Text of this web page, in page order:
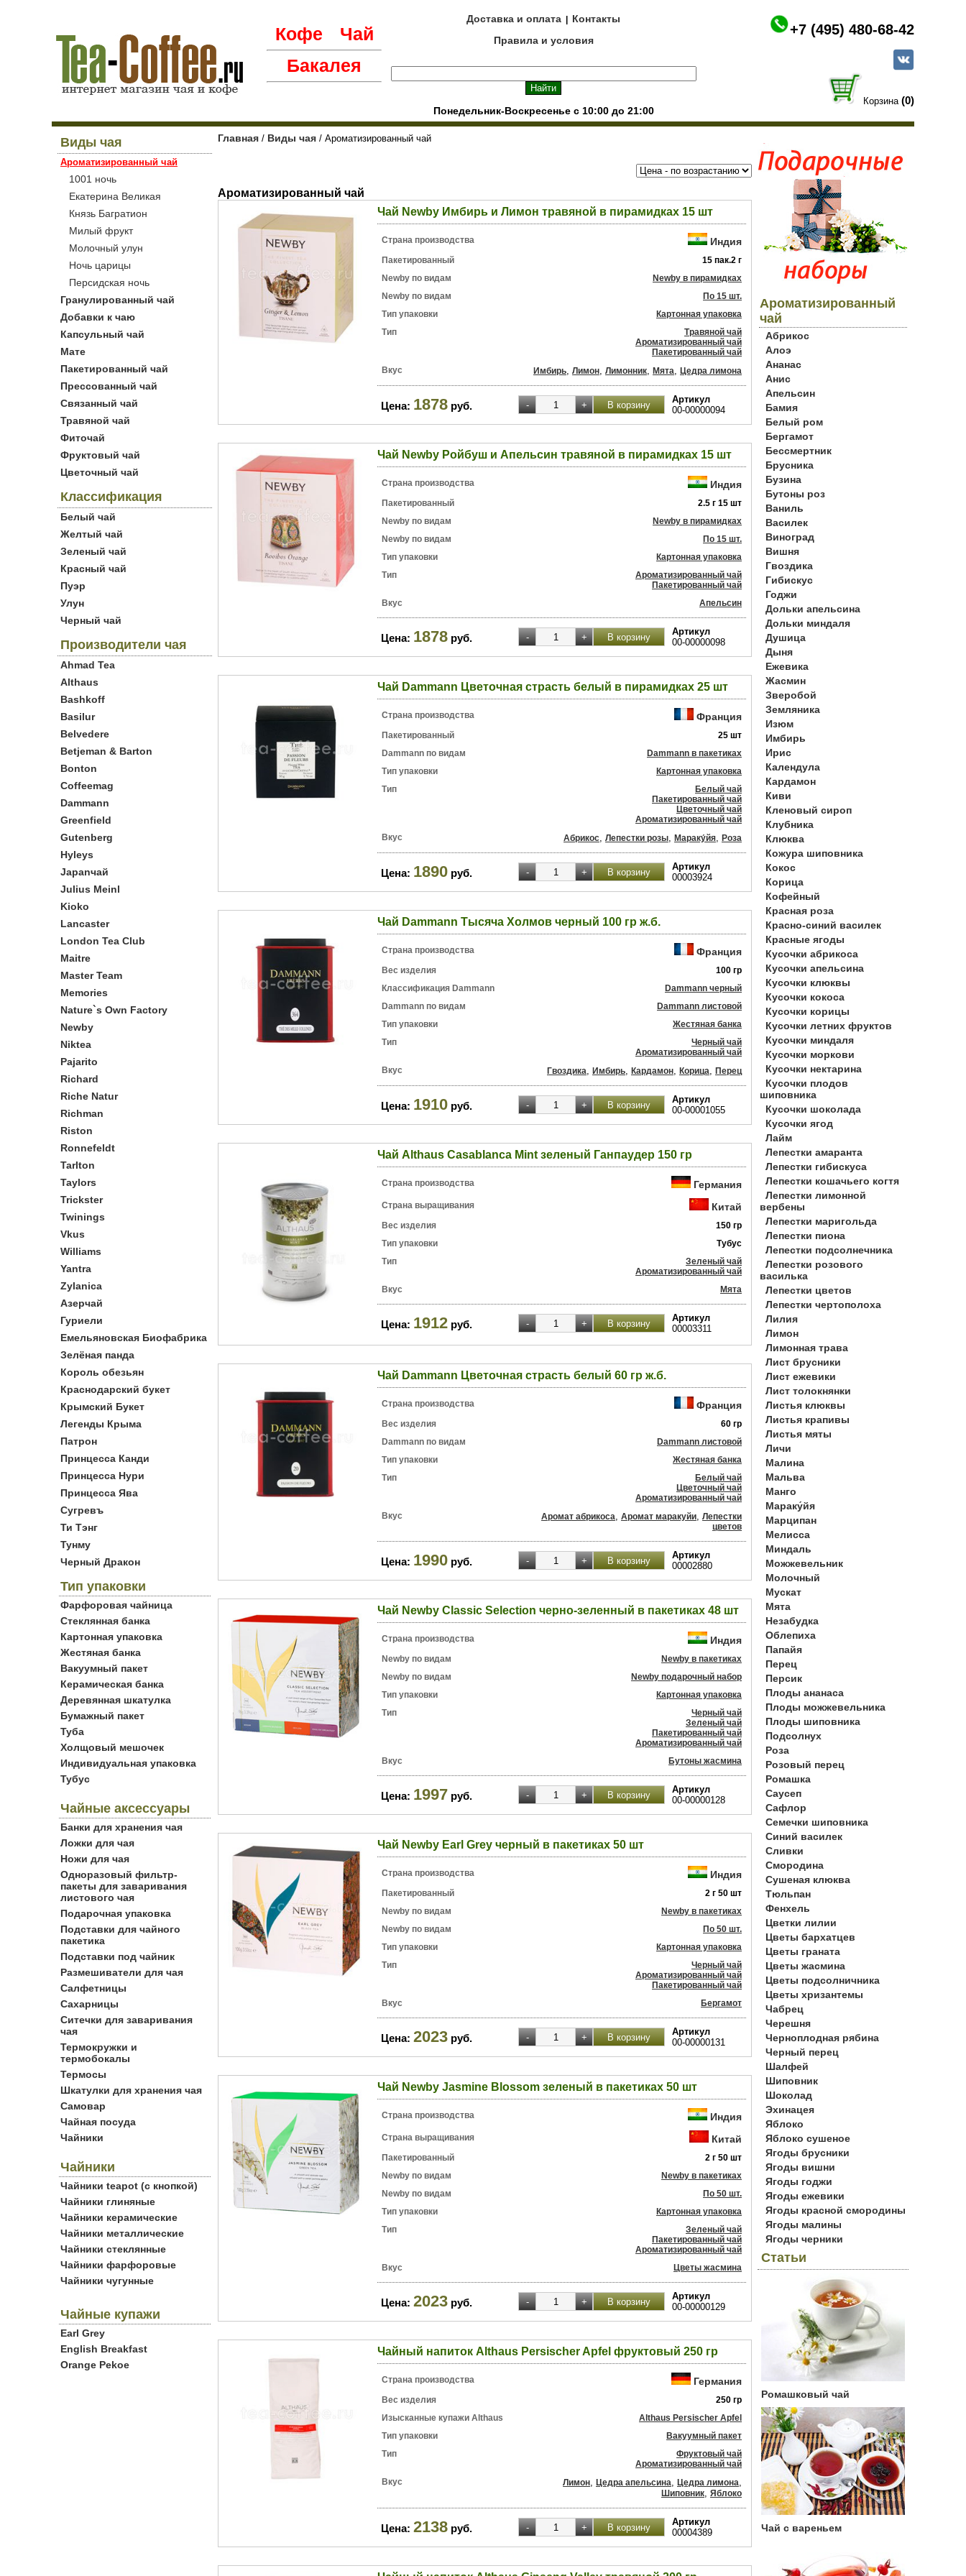
Кофе
Чай
Бакалея
Доставка и оплата
Контакты
Правила и условия
Понедельник-Воскресенье с 10:00 до 21:00
+7 (495) 480-68-42
Корзина (0)
Виды чая
Ароматизированный чай
1001 ночь
Екатерина Великая
Князь Багратион
Милый фрукт
Молочный улун
Ночь царицы
Персидская ночь
Гранулированный чай
Добавки к чаю
Капсульный чай
Мате
Пакетированный чай
Прессованный чай
Связанный чай
Травяной чай
Фиточай
Фруктовый чай
Цветочный чай
Классификация
Белый чай
Желтый чай
Зеленый чай
Красный чай
Пуэр
Улун
Черный чай
Производители чая
Ahmad Tea
Althaus
Bashkoff
Basilur
Belvedere
Betjeman & Barton
Bonton
Coffeemag
Dammann
Greenfield
Gutenberg
Hyleys
Japanчай
Julius Meinl
Kioko
Lancaster
London Tea Club
Maitre
Master Team
Memories
Nature`s Own Factory
Newby
Niktea
Pajarito
Richard
Riche Natur
Richman
Riston
Ronnefeldt
Tarlton
Taylors
Trickster
Twinings
Vkus
Williams
Yantra
Zylanica
Азерчай
Гуриели
Емельяновская Биофабрика
Зелёная панда
Король обезьян
Краснодарский букет
Крымский Букет
Легенды Крыма
Патрон
Принцесса Канди
Принцесса Нури
Принцесса Ява
Сугревъ
Ти Тэнг
Тунму
Черный Дракон
Тип упаковки
Фарфоровая чайница
Стеклянная банка
Картонная упаковка
Жестяная банка
Вакуумный пакет
Керамическая банка
Деревянная шкатулка
Бумажный пакет
Туба
Холщовый мешочек
Индивидуальная упаковка
Тубус
Чайные аксессуары
Банки для хранения чая
Ложки для чая
Ножи для чая
Одноразовый фильтр-
пакеты для заваривания
листового чая
Подарочная упаковка
Подставки для чайного
пакетика
Подставки под чайник
Размешиватели для чая
Салфетницы
Сахарницы
Ситечки для заваривания
чая
Термокружки и
термобокалы
Термосы
Шкатулки для хранения чая
Самовар
Чайная посуда
Чайники
Чайники
Чайники teapot (с кнопкой)
Чайники глиняные
Чайники керамические
Чайники металлические
Чайники стеклянные
Чайники фарфоровые
Чайники чугунные
Чайные купажи
Earl Grey
English Breakfast
Orange Pekoe
Главная / Виды чая / Ароматизированный чай
Ароматизированный чай
Чай Newby Имбирь и Лимон травяной в пирамидках 15 шт
Страна производства Индия
Пакетированный
15 пак.2 г
Newby по видам
Newby в пирамидках
Newby по видам
По 15 шт.
Тип упаковки
Картонная упаковка
Тип
Травяной чай
Ароматизированный чай
Пакетированный чай
Вкус
Имбирь, Лимон, Лимонник, Мята, Цедра лимона
Цена: 1878 руб.
Артикул
00-00000094
Чай Newby Ройбуш и Апельсин травяной в пирамидках 15 шт
Страна производства Индия
Пакетированный
2.5 г 15 шт
Newby по видам
Newby в пирамидках
Newby по видам
По 15 шт.
Тип упаковки
Картонная упаковка
Тип
Ароматизированный чай
Пакетированный чай
Вкус
Апельсин
Цена: 1878 руб.
Артикул
00-00000098
Чай Dammann Цветочная страсть белый в пирамидках 25 шт
Страна производства Франция
Пакетированный
25 шт
Dammann по видам
Dammann в пакетиках
Тип упаковки
Картонная упаковка
Тип
Белый чай
Пакетированный чай
Цветочный чай
Ароматизированный чай
Вкус
Абрикос, Лепестки розы, Мараку́йя, Роза
Цена: 1890 руб.
Артикул
00003924
Чай Dammann Тысяча Холмов черный 100 гр ж.б.
Страна производства Франция
Вес изделия
100 гр
Классификация Dammann
Dammann черный
Dammann по видам
Dammann листовой
Тип упаковки
Жестяная банка
Тип
Черный чай
Ароматизированный чай
Вкус
Гвоздика, Имбирь, Кардамон, Корица, Перец
Цена: 1910 руб.
Артикул
00-00001055
Чай Althaus Casablanca Mint зеленый Ганпаудер 150 гр
Страна производства Германия
Страна выращивания Китай
Вес изделия
150 гр
Тип упаковки
Тубус
Тип
Зеленый чай
Ароматизированный чай
Вкус
Мята
Цена: 1912 руб.
Артикул
00003311
Чай Dammann Цветочная страсть белый 60 гр ж.б.
Страна производства Франция
Вес изделия
60 гр
Dammann по видам
Dammann листовой
Тип упаковки
Жестяная банка
Тип
Белый чай
Цветочный чай
Ароматизированный чай
Вкус
Аромат абрикоса, Аромат маракуйи, Лепестки
цветов
Цена: 1990 руб.
Артикул
00002880
Чай Newby Classic Selection черно-зеленный в пакетиках 48 шт
Страна производства Индия
Newby по видам
Newby в пакетиках
Newby по видам
Newby подарочный набор
Тип упаковки
Картонная упаковка
Тип
Черный чай
Зеленый чай
Пакетированный чай
Ароматизированный чай
Вкус
Бутоны жасмина
Цена: 1997 руб.
Артикул
00-00000128
Чай Newby Earl Grey черный в пакетиках 50 шт
Страна производства Индия
Пакетированный
2 г 50 шт
Newby по видам
Newby в пакетиках
Newby по видам
По 50 шт.
Тип упаковки
Картонная упаковка
Тип
Черный чай
Ароматизированный чай
Пакетированный чай
Вкус
Бергамот
Цена: 2023 руб.
Артикул
00-00000131
Чай Newby Jasmine Blossom зеленый в пакетиках 50 шт
Страна производства Индия
Страна выращивания Китай
Пакетированный
2 г 50 шт
Newby по видам
Newby в пакетиках
Newby по видам
По 50 шт.
Тип упаковки
Картонная упаковка
Тип
Зеленый чай
Пакетированный чай
Ароматизированный чай
Вкус
Цветы жасмина
Цена: 2023 руб.
Артикул
00-00000129
Чайный напиток Althaus Persischer Apfel фруктовый 250 гр
Страна производства Германия
Вес изделия
250 гр
Изысканные купажи Althaus
Althaus Persischer Apfel
Тип упаковки
Вакуумный пакет
Тип
Фруктовый чай
Ароматизированный чай
Вкус
Лимон, Цедра апельсина, Цедра лимона,
Шиповник, Яблоко
Цена: 2138 руб.
Артикул
00004389
Ароматизированный
чай
Абрикос
Алоэ
Ананас
Анис
Апельсин
Бамия
Белый ром
Бергамот
Бессмертник
Брусника
Бузина
Бутоны роз
Ваниль
Василек
Виноград
Вишня
Гвоздика
Гибискус
Годжи
Дольки апельсина
Дольки миндаля
Душица
Дыня
Ежевика
Жасмин
Зверобой
Земляника
Изюм
Имбирь
Ирис
Календула
Кардамон
Киви
Кленовый сироп
Клубника
Клюква
Кожура шиповника
Кокос
Корица
Кофейный
Красная роза
Красно-синий василек
Красные ягоды
Кусочки абрикоса
Кусочки апельсина
Кусочки клюквы
Кусочки кокоса
Кусочки корицы
Кусочки летних фруктов
Кусочки миндаля
Кусочки моркови
Кусочки нектарина
Кусочки плодов
шиповника
Кусочки шоколада
Кусочки ягод
Лайм
Лепестки амаранта
Лепестки гибискуса
Лепестки кошачьего когтя
Лепестки лимонной
вербены
Лепестки маригольда
Лепестки пиона
Лепестки подсолнечника
Лепестки розового
василька
Лепестки цветов
Лепестки чертополоха
Лилия
Лимон
Лимонная трава
Лист брусники
Лист ежевики
Лист толокнянки
Листья клюквы
Листья крапивы
Листья мяты
Личи
Малина
Мальва
Манго
Мараку́йя
Марципан
Мелисса
Миндаль
Можжевельник
Молочный
Мускат
Мята
Незабудка
Облепиха
Папайя
Перец
Персик
Плоды ананаса
Плоды можжевельника
Плоды шиповника
Подсолнух
Роза
Розовый перец
Ромашка
Саусеп
Сафлор
Семечки шиповника
Синий василек
Сливки
Смородина
Сушеная клюква
Тюльпан
Фенхель
Цветки лилии
Цветы бархатцев
Цветы граната
Цветы жасмина
Цветы подсолничника
Цветы хризантемы
Чабрец
Черешня
Черноплодная рябина
Черный перец
Шалфей
Шиповник
Шоколад
Эхинацея
Яблоко
Яблоко сушеное
Ягоды брусники
Ягоды вишни
Ягоды годжи
Ягоды ежевики
Ягоды красной смородины
Ягоды малины
Ягоды черники
Статьи
Ромашковый чай
Чай с вареньем